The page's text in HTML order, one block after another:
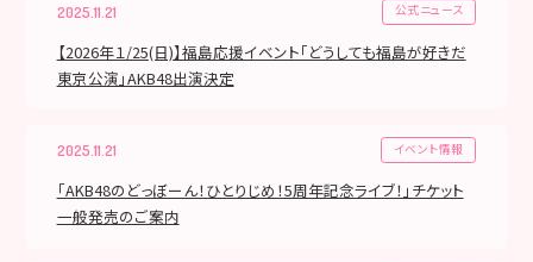
2025.11.21 公式ニュース
【2026年１/25(日)】福島応援イベント「どうしても福島が好きだ
東京公演」AKB48出演決定
2025.11.21 イベント情報
「AKB48のどっぼーん！ひとりじめ！5周年記念ライブ！」チケット
一般発売のご案内